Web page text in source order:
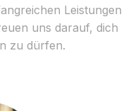
Leistungen
uns darauf, dich
zu dürfen.